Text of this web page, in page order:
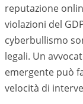
reputazione
violazioni del
cyberbullismo
legali. Un
emergente può
velocità di